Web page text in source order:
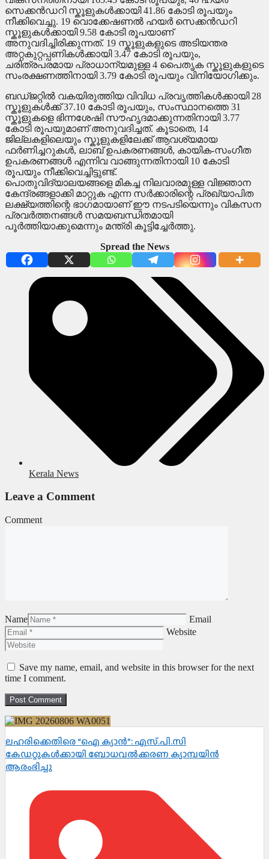
സെക്കൻഡറി സ്കൂളുകൾക്കായി 41.86 കോടി രൂപയും
നീക്കിവെച്ചു. 19 വൊക്കേഷണൽ ഹയർ സെക്കൻഡറി
സ്കൂളുകൾക്കായി 9.58 കോടി രൂപയാണ്
അനുവദിച്ചിരിക്കുന്നത്. 19 സ്കൂളുകളുടെ അടിയന്തര
അറ്റകുറ്റപ്പണികൾക്കായി 3.47 കോടി രൂപയും,
ചരിത്രപരമായ പ്രാധാന്യമുള്ള 4 പൈതൃക സ്കൂളുകളുടെ
സംരക്ഷണത്തിനായി 3.79 കോടി രൂപയും വിനിയോഗിക്കും.
ബഡ്ജറ്റിൽ വകയിരുത്തിയ വിവിധ പ്രവൃത്തികൾക്കായി 28
സ്കൂളുകൾക്ക് 37.10 കോടി രൂപയും, സംസ്ഥാനത്തെ 31
സ്കൂളുകളെ ഭിന്നശേഷി സൗഹൃദമാക്കുന്നതിനായി 3.77
കോടി രൂപയുമാണ് അനുവദിച്ചത്‌. കൂടാതെ, 14
ജില്ലകളിലെയും സ്കൂളുകളിലേക്ക് ആവശ്യമായ
ഫർണിച്ചറുകൾ, ലാബ് ഉപകരണങ്ങൾ, കായിക-സംഗീത
ഉപകരണങ്ങൾ എന്നിവ വാങ്ങുന്നതിനായി 10 കോടി
രൂപയും നീക്കിവെച്ചിട്ടുണ്ട്.
പൊതുവിദ്യാലയങ്ങളെ മികച്ച നിലവാരമുള്ള വിജ്ഞാന
കേന്ദ്രങ്ങളാക്കി മാറ്റുക എന്ന സർക്കാരിന്റെ പ്രഖ്യാപിത
ലക്ഷ്യത്തിന്റെ ഭാഗമായാണ് ഈ നടപടിയെന്നും വികസന
പ്രവർത്തനങ്ങൾ സമയബന്ധിതമായി
പൂർത്തിയാക്കുമെന്നും മന്ത്രി കൂട്ടിച്ചേർത്തു.
Spread the News
Kerala News
Leave a Comment
Comment
Name
Email
Website
Save my name, email, and website in this browser for the next
time I comment.
ലഹരിക്കെതിരെ “ഐ ക്യാൻ”: എസ്.പി.സി
കേഡറ്റുകൾക്കായി ബോധവൽക്കരണ ക്യാമ്പയിൻ
ആരംഭിച്ചു